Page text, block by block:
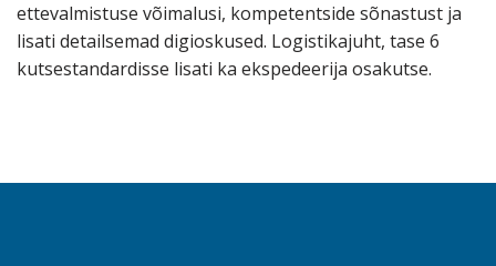
ettevalmistuse võimalusi, kompetentside sõnastust ja
lisati detailsemad digioskused. Logistikajuht, tase 6
kutsestandardisse lisati ka ekspedeerija osakutse.